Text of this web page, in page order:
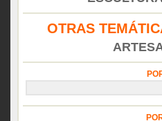
OTRAS